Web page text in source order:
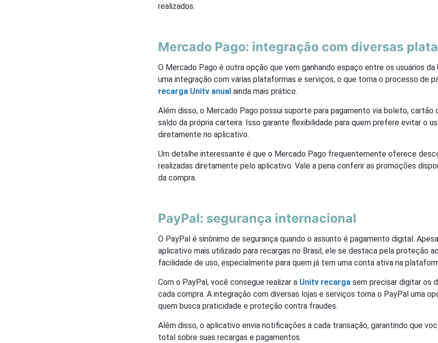
realizados.
Mercado Pago: integração com diversas
O Mercado Pago é outra opção que vem ganhando espaço entre os usuários
uma integração com várias plataformas e serviços, o que torna o processo de
recarga Unitv anual ainda mais prático.
Além disso, o Mercado Pago possui suporte para pagamento via boleto,
saldo da própria carteira. Isso garante flexibilidade para quem prefere evitar o
diretamente no aplicativo.
Um detalhe interessante é que o Mercado Pago frequentemente oferece
realizadas diretamente pelo aplicativo. Vale a pena conferir as promoções
da compra.
PayPal: segurança internacional
O PayPal é sinônimo de segurança quando o assunto é pagamento digital.
aplicativo mais utilizado para recargas no Brasil, ele se destaca pela proteção
facilidade de uso, especialmente para quem já tem uma conta ativa na
Com o PayPal, você consegue realizar a Unitv recarga sem precisar digitar os
cada compra. A integração com diversas lojas e serviços torna o PayPal uma
quem busca praticidade e proteção contra fraudes.
Além disso, o aplicativo envia notificações a cada transação, garantindo que
total sobre suas recargas e pagamentos.